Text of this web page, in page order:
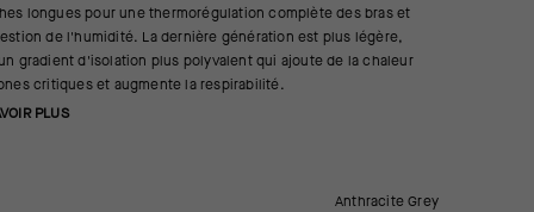
longues pour une thermorégulation complète des bras et
de l'humidité. La dernière génération est plus légère,
gradient d'isolation plus polyvalent qui ajoute de la chaleur
critiques et augmente la respirabilité.
PLUS
Anthracite Grey